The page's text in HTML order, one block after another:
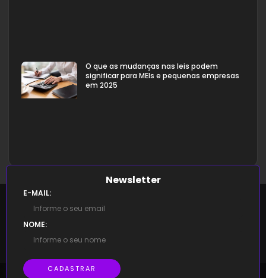
O que as mudanças nas leis podem
significar para MEIs e pequenas empresas
em 2025
Newsletter
E-MAIL:
NOME:
CADASTRAR